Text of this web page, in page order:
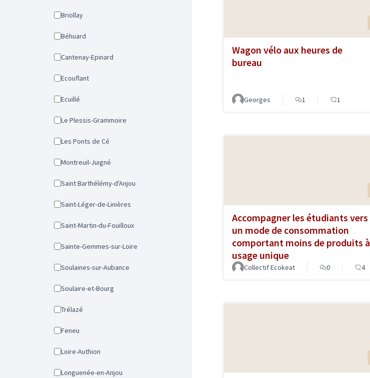
Briollay
Béhuard
Cantenay-Epinard
Ecouflant
Ecuillé
Le Plessis-Grammoire
Les Ponts de Cé
Montreuil-Juigné
Saint Barthélémy-d'Anjou
Saint-Léger-de-Linières
Saint-Martin-du-Fouilloux
Sainte-Gemmes-sur-Loire
Soulaines-sur-Aubance
Soulaire-et-Bourg
Trélazé
Feneu
Loire-Authion
Longuenée-en-Anjou
Wagon vélo aux heures de
bureau
Georges 1 1
Accompagner les étudiants vers
un mode de consommation
comportant moins de produits à
usage unique
Collectif Ecokeat 0 4